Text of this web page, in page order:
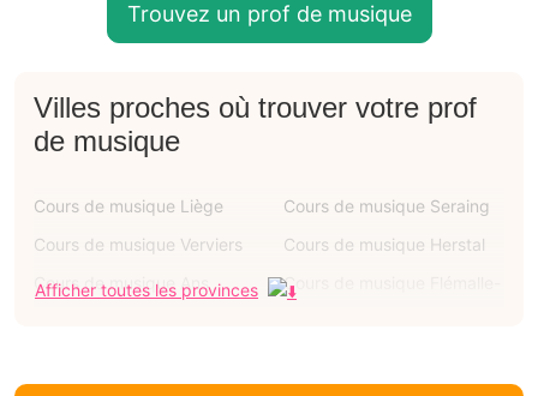
Trouvez un prof de musique
Villes proches où trouver votre prof
de musique
Cours de musique Liège
Cours de musique Seraing
Cours de musique Verviers
Cours de musique Herstal
Cours de musique Ans
Cours de musique Flémalle-
Afficher toutes les provinces